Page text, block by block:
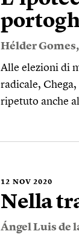
Hélder Gomes,
Alle elezioni di
radicale,
ripetuto anche
12 NOV 2020
Nella
Ángel Luis de